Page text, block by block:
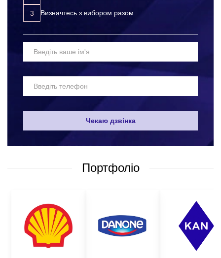
Визначтесь з вибором разом
Чекаю дзвінка
Портфоліо